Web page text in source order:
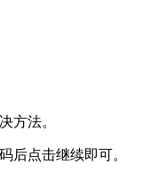
方法。
后点击继续即可。